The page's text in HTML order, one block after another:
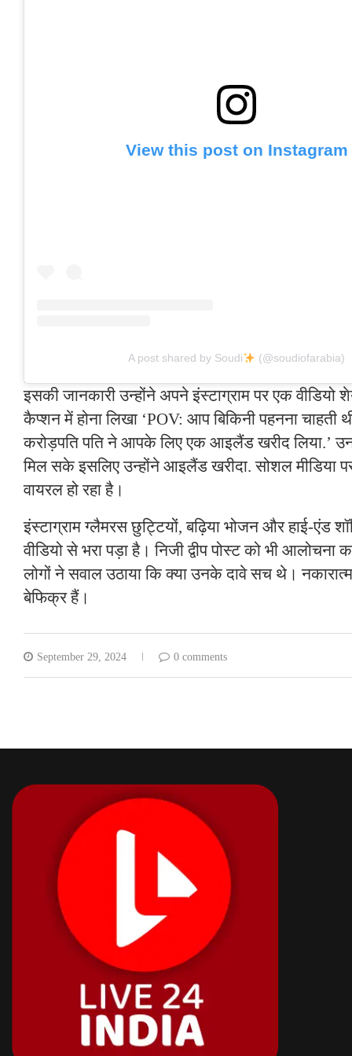
View this post on Instagram
A post shared by Soudi (@soudiofarabia)
इसकी जानकारी उन्होंने अपने इंस्टाग्राम पर एक
कैप्शन में होना लिखा ‘POV: आप बिकिनी पहनना
करोड़पति पति ने आपके लिए एक आइलैंड खरीद लिया.’
मिल सके इसलिए उन्होंने आइलैंड खरीदा. सोशल मीडिया
वायरल हो रहा है।
इंस्टाग्राम ग्लैमरस छुट्टियों, बढ़िया भोजन और हाई-एंड
वीडियो से भरा पड़ा है। निजी द्वीप पोस्ट को भी
लोगों ने सवाल उठाया कि क्या उनके दावे सच थे।
बेफिक्र हैं।
September 29, 2024 0 comments